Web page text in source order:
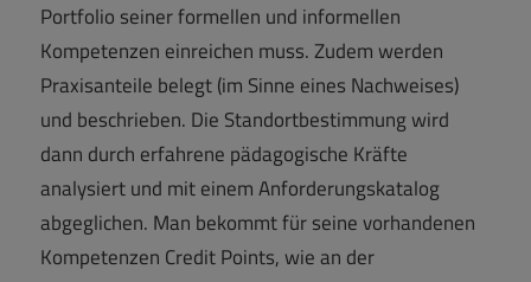
Portfolio seiner formellen und informellen
Kompetenzen einreichen muss. Zudem werden
Praxisanteile belegt (im Sinne eines Nachweises)
und beschrieben. Die Standortbestimmung wird
dann durch erfahrene pädagogische Kräfte
analysiert und mit einem Anforderungskatalog
abgeglichen. Man bekommt für seine vorhandenen
Kompetenzen Credit Points, wie an der